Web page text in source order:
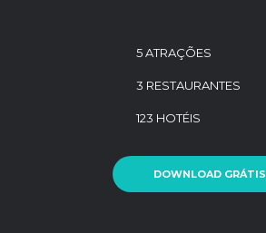
5 ATRAÇÕES
3 RESTAURANTES
123 HOTÉIS
DOWNLOAD GRÁTIS